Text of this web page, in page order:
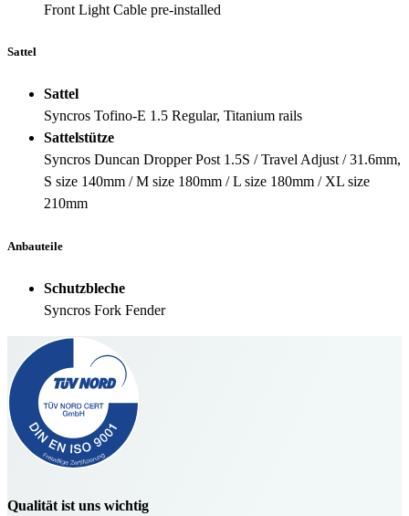
Front Light Cable pre-installed
Sattel
Sattel
Syncros Tofino-E 1.5 Regular, Titanium rails
Sattelstütze
Syncros Duncan Dropper Post 1.5S / Travel Adjust / 31.6mm,
S size 140mm / M size 180mm / L size 180mm / XL size
210mm
Anbauteile
Schutzbleche
Syncros Fork Fender
Qualität ist uns wichtig